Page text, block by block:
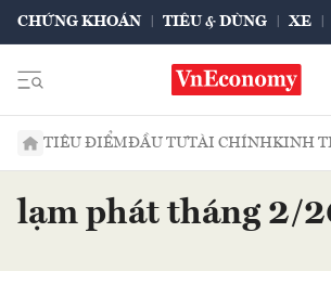
CHỨNG KHOÁN TIÊU & DÙNG XE
TIÊU ĐIỂMĐẦU TƯTÀI CHÍNHKINH
lạm phát tháng 2/